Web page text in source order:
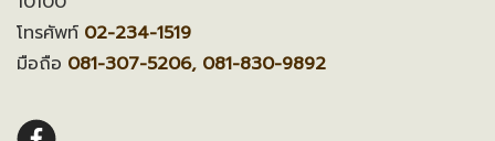
โทรศัพท์ 02-234-1519
มือถือ 081-307-5206, 081-830-9892